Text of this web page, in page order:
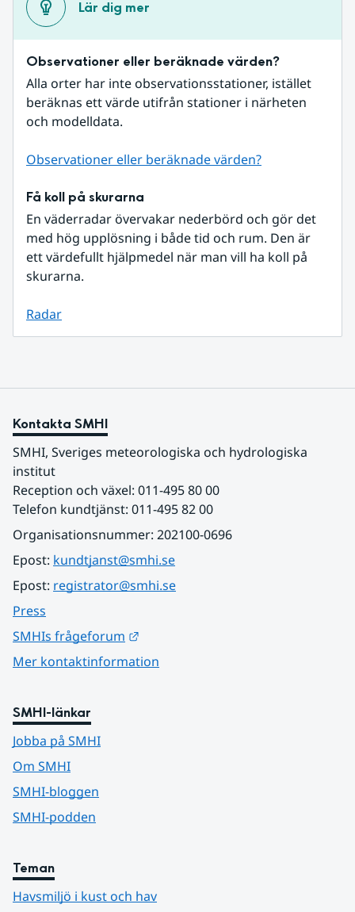
Lär dig mer
Observationer eller beräknade värden?
Alla orter har inte observationsstationer, istället
beräknas ett värde utifrån stationer i närheten
och modelldata.
Observationer eller beräknade värden?
Få koll på skurarna
En väderradar övervakar nederbörd och gör det
med hög upplösning i både tid och rum. Den är
ett värdefullt hjälpmedel när man vill ha koll på
skurarna.
Radar
Kontakta SMHI
SMHI, Sveriges meteorologiska och hydrologiska
institut
Reception och växel: 011-495 80 00
Telefon kundtjänst: 011-495 82 00
Organisationsnummer: 202100-0696
Epost: kundtjanst@smhi.se
Epost: registrator@smhi.se
Press
SMHIs frågeforum
Mer kontaktinformation
SMHI-länkar
Jobba på SMHI
Om SMHI
SMHI-bloggen
SMHI-podden
Teman
Havsmiljö i kust och hav